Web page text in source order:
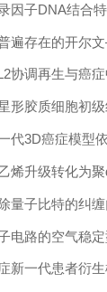
代3D癌症模型
烯升级转化为
量子比特的纠缠
新一代患者衍